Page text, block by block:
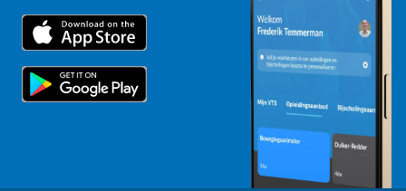
Trainers en begeleiders
Topsporters
Voor de pers